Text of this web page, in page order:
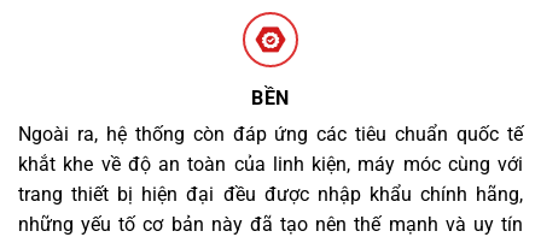
BỀN
Ngoài ra, hệ thống còn đáp ứng các tiêu chuẩn quốc tế
khắt khe về độ an toàn của linh kiện, máy móc cùng với
trang thiết bị hiện đại đều được nhập khẩu chính hãng,
những yếu tố cơ bản này đã tạo nên thế mạnh và uy tín